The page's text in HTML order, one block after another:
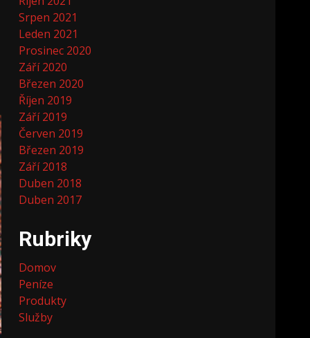
Srpen 2021
Leden 2021
Prosinec 2020
Září 2020
Březen 2020
Říjen 2019
Září 2019
Červen 2019
Březen 2019
Září 2018
Duben 2018
Duben 2017
Rubriky
Domov
Peníze
Produkty
Služby